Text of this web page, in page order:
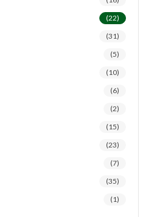
(22)
(31)
(5)
(10)
(6)
(2)
(15)
(23)
(7)
(35)
(1)